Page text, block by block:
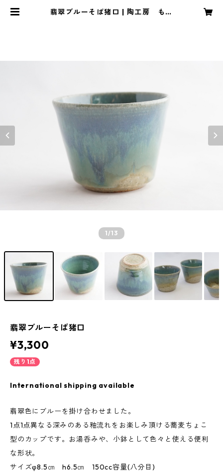
翡翠ブルーそば猪口 | 陶工房 もち
1/13
翡翠ブルーそば猪口
¥3,300
残り1点
International shipping available
翡翠色にブルーを掛け合わせました。
1点1点異なる深みのある釉流れをお楽しみ頂ける蕎麦ちょこ
型のカップです。お湯呑みや、小鉢として色々と使える便利
な形状。
サイズφ8.5㎝ h6.5㎝ 150cc容量(八分目)